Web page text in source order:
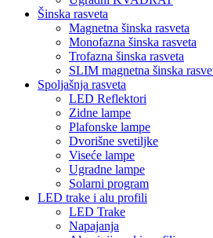
Šinska rasveta
Magnetna šinska rasveta
Monofazna šinska rasveta
Trofazna šinska rasveta
SLIM magnetna šinska
Spoljašnja rasveta
LED Reflektori
Zidne lampe
Plafonske lampe
Dvorišne svetiljke
Viseće lampe
Ugradne lampe
Solarni program
LED trake i alu profili
LED Trake
Napajanja